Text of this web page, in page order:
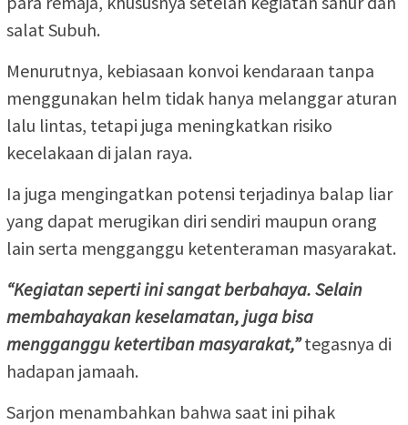
salat Subuh.
Menurutnya, kebiasaan konvoi kendaraan tanpa
menggunakan helm tidak hanya melanggar aturan
lalu lintas, tetapi juga meningkatkan risiko
kecelakaan di jalan raya.
Ia juga mengingatkan potensi terjadinya balap liar
yang dapat merugikan diri sendiri maupun orang
lain serta mengganggu ketenteraman masyarakat.
“Kegiatan seperti ini sangat berbahaya. Selain
membahayakan keselamatan, juga bisa
mengganggu ketertiban masyarakat,”tegasnya di
hadapan jamaah.
Sarjon menambahkan bahwa saat ini pihak